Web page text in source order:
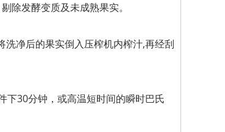
除发酵变质及未成熟果实。
净后的果实倒入压榨机内榨汁,再经刮
下30分钟，或高温短时间的瞬时巴氏